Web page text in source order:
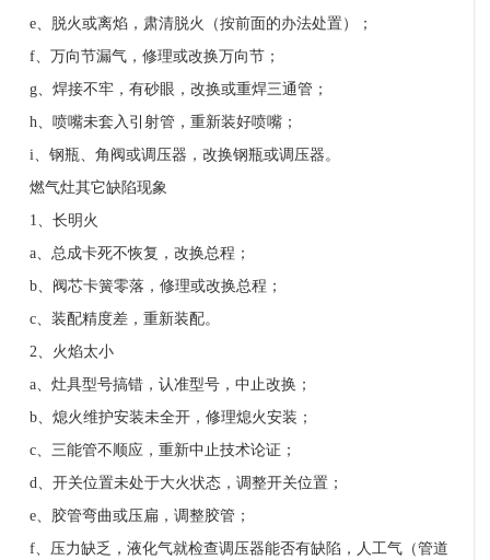
e、脱火或离焰，肃清脱火（按前面的办法处置）；
f、万向节漏气，修理或改换万向节；
g、焊接不牢，有砂眼，改换或重焊三通管；
h、喷嘴未套入引射管，重新装好喷嘴；
i、钢瓶、角阀或调压器，改换钢瓶或调压器。
燃气灶其它缺陷现象
1、长明火
a、总成卡死不恢复，改换总程；
b、阀芯卡簧零落，修理或改换总程；
c、装配精度差，重新装配。
2、火焰太小
a、灶具型号搞错，认准型号，中止改换；
b、熄火维护安装未全开，修理熄火安装；
c、三能管不顺应，重新中止技术论证；
d、开关位置未处于大火状态，调整开关位置；
e、胶管弯曲或压扁，调整胶管；
f、压力缺乏，液化气就检查调压器能否有缺陷，人工气（管道